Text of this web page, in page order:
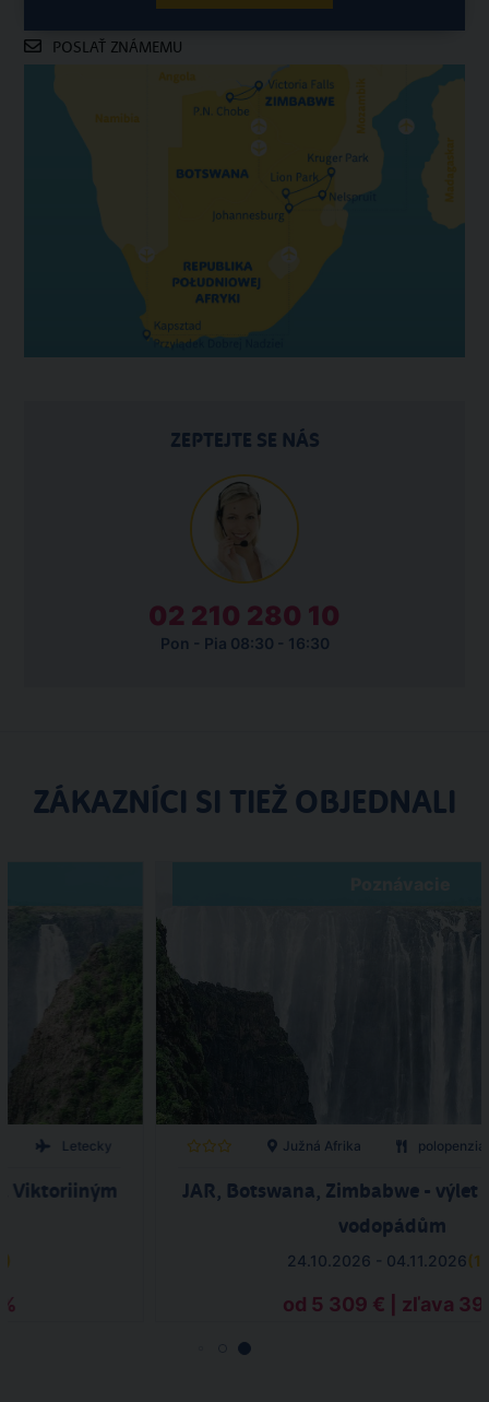
POSLAŤ ZNÁMEMU
ZEPTEJTE SE NÁS
02 210 280 10
Pon - Pia 08:30 - 16:30
ZÁKAZNÍCI SI TIEŽ OBJEDNALI
Letecky
Viktoriiným
)
Južná Afrika polopenzia
JAR, Botswana, Zimbabwe - výlet
vodopádům
24.10.2026 - 04.11.2026(
od 5 309 € | zľava